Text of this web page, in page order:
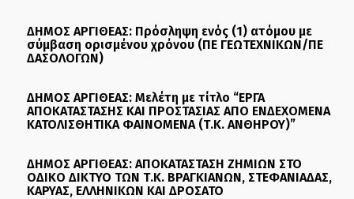
ΔΗΜΟΣ ΑΡΓΙΘΕΑΣ: Πρόσληψη ενός (1) ατόμου με
σύμβαση ορισμένου χρόνου (ΠΕ ΓΕΩΤΕΧΝΙΚΩΝ/ΠΕ
ΔΑΣΟΛΟΓΩΝ)
ΔΗΜΟΣ ΑΡΓΙΘΕΑΣ: Μελέτη με τίτλο “ΕΡΓΑ
ΑΠΟΚΑΤΑΣΤΑΣΗΣ ΚΑΙ ΠΡΟΣΤΑΣΙΑΣ ΑΠΟ ΕΝΔΕΧΟΜΕΝΑ
ΚΑΤΟΛΙΣΘΗΤΙΚΑ ΦΑΙΝΟΜΕΝΑ (Τ.Κ. ΑΝΘΗΡΟΥ)”
ΔΗΜΟΣ ΑΡΓΙΘΕΑΣ: ΑΠΟΚΑΤΑΣΤΑΣΗ ΖΗΜΙΩΝ ΣΤΟ
ΟΔΙΚΟ ΔΙΚΤΥΟ ΤΩΝ Τ.Κ. ΒΡΑΓΚΙΑΝΩΝ, ΣΤΕΦΑΝΙΑΔΑΣ,
ΚΑΡΥΑΣ, ΕΛΛΗΝΙΚΩΝ ΚΑΙ ΔΡΟΣΑΤΟ